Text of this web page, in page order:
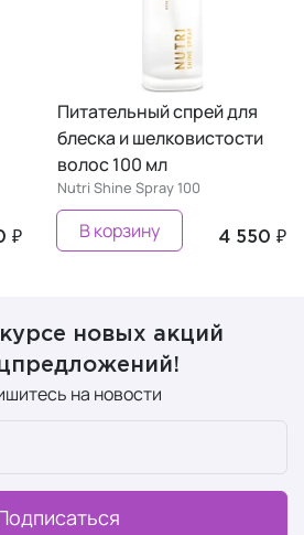
₽
Питательный спрей для
блеска и шелковистости
волос 100 мл
Nutri Shine Spray 100
4 550 ₽
В корзину
новых акций
на новости